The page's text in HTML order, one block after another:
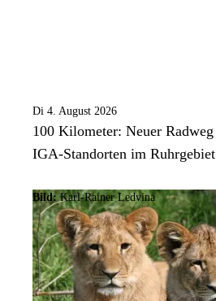
Di 4. August 2026
100 Kilometer: Neuer
IGA-Standorten im Ruhrgebiet
Bild: Karl-Rainer Ledvina